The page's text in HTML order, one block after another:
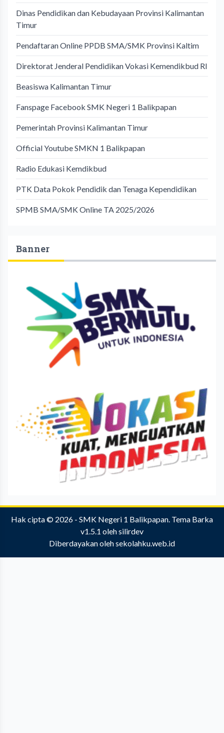
Dinas Pendidikan dan Kebudayaan Provinsi Kalimantan
Timur
Pendaftaran Online PPDB SMA/SMK Provinsi Kaltim
Direktorat Jenderal Pendidikan Vokasi Kemendikbud RI
Beasiswa Kalimantan Timur
Fanspage Facebook SMK Negeri 1 Balikpapan
Pemerintah Provinsi Kalimantan Timur
Official Youtube SMKN 1 Balikpapan
Radio Edukasi Kemdikbud
PTK Data Pokok Pendidik dan Tenaga Kependidikan
SPMB SMA/SMK Online TA 2025/2026
Banner
Hak cipta © 2026 - SMK Negeri 1 Balikpapan. Tema Barka
v1.5.1 olehsilirdev
Diberdayakan olehsekolahku.web.id